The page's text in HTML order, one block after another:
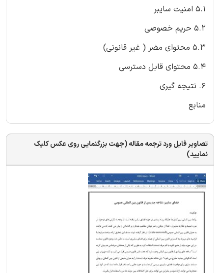
5.1 امنیت سایبر
5.2 حریم خصوصی
5.3 محتوای مضر ( غیر قانونی)
5.4 محتوای قابل دسترسی
6. نتیجه گیری
منابع
تصاویر فایل ورد ترجمه مقاله (جهت بزرگنمایی روی عکس کلیک
نمایید)